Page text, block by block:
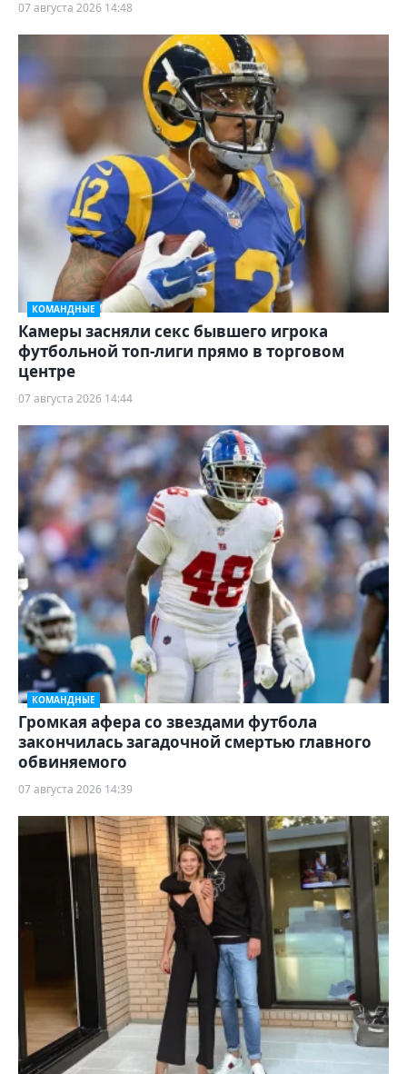
07 августа 2026 14:48
КОМАНДНЫЕ
Камеры засняли секс бывшего игрока
футбольной топ-лиги прямо в торговом
центре
07 августа 2026 14:44
КОМАНДНЫЕ
Громкая афера со звездами футбола
закончилась загадочной смертью главного
обвиняемого
07 августа 2026 14:39